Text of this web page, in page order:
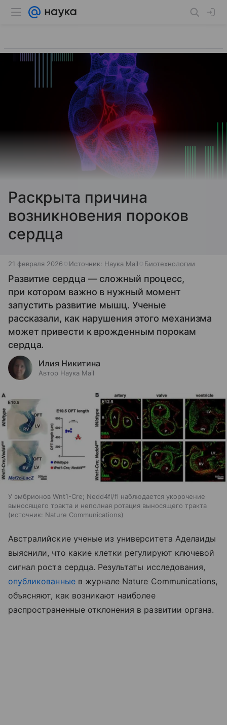
Раскрыта причина
возникновения пороков
сердца
21 февраля 2026 Источник: Наука Mail Биотехнологии
Развитие сердца — сложный процесс,
при котором важно в нужный момент
запустить развитие мышц. Ученые
рассказали, как нарушения этого механизма
может привести к врожденным порокам
сердца.
Илия Никитина
Автор Наука Mail
У эмбрионов Wnt1-Cre; Nedd4fl/fl наблюдается укорочение
выносящего тракта и неполная ротация выносящего тракта
источник: Nature Communications
Австралийские ученые из университета Аделаиды
выяснили, что какие клетки регулируют ключевой
сигнал роста сердца. Результаты исследования,
опубликованные в журнале Nature Communications,
объясняют, как возникают наиболее
распространенные отклонения в развитии органа.